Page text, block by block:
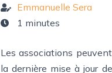
Emmanuelle Sera
1 minutes
Les associations
la dernière mise à jour